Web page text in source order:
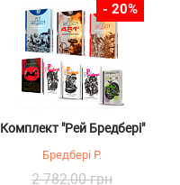
- 20%
Комплект "Рей Бредбері"
Бредбері Р.
2 782,00 грн